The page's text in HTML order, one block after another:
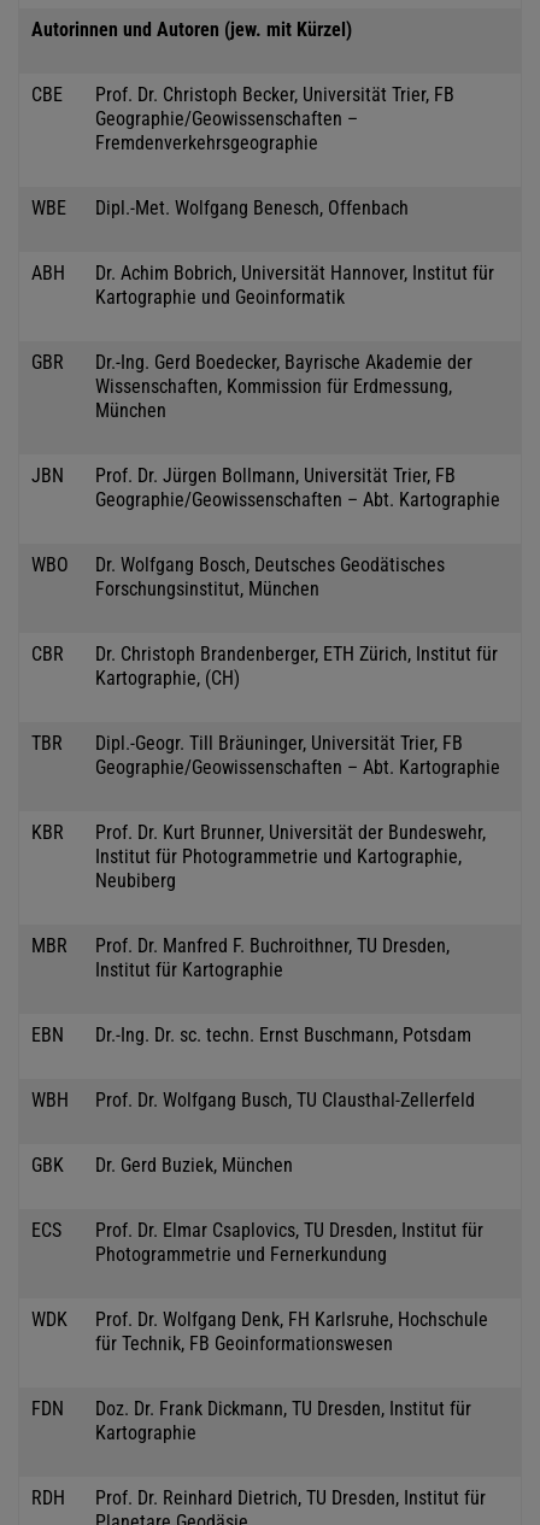
Autorinnen und Autoren (jew. mit Kürzel)
CBE
Prof. Dr. Christoph Becker, Universität Trier, FB
Geographie/Geowissenschaften –
Fremdenverkehrsgeographie
WBE Dipl.-Met. Wolfgang Benesch, Offenbach
ABH
Dr. Achim Bobrich, Universität Hannover, Institut für
Kartographie und Geoinformatik
GBR
Dr.-Ing. Gerd Boedecker, Bayrische Akademie der
Wissenschaften, Kommission für Erdmessung,
München
JBN
Prof. Dr. Jürgen Bollmann, Universität Trier, FB
Geographie/Geowissenschaften – Abt. Kartographie
WBO
Dr. Wolfgang Bosch, Deutsches Geodätisches
Forschungsinstitut, München
CBR
Dr. Christoph Brandenberger, ETH Zürich, Institut für
Kartographie, (CH)
TBR
Dipl.-Geogr. Till Bräuninger, Universität Trier, FB
Geographie/Geowissenschaften – Abt. Kartographie
KBR
Prof. Dr. Kurt Brunner, Universität der Bundeswehr,
Institut für Photogrammetrie und Kartographie,
Neubiberg
MBR
Prof. Dr. Manfred F. Buchroithner, TU Dresden,
Institut für Kartographie
EBN Dr.-Ing. Dr. sc. techn. Ernst Buschmann, Potsdam
WBH Prof. Dr. Wolfgang Busch, TU Clausthal-Zellerfeld
GBK Dr. Gerd Buziek, München
ECS
Prof. Dr. Elmar Csaplovics, TU Dresden, Institut für
Photogrammetrie und Fernerkundung
WDK
Prof. Dr. Wolfgang Denk, FH Karlsruhe, Hochschule
für Technik, FB Geoinformationswesen
FDN
Doz. Dr. Frank Dickmann, TU Dresden, Institut für
Kartographie
RDH
Prof. Dr. Reinhard Dietrich, TU Dresden, Institut für